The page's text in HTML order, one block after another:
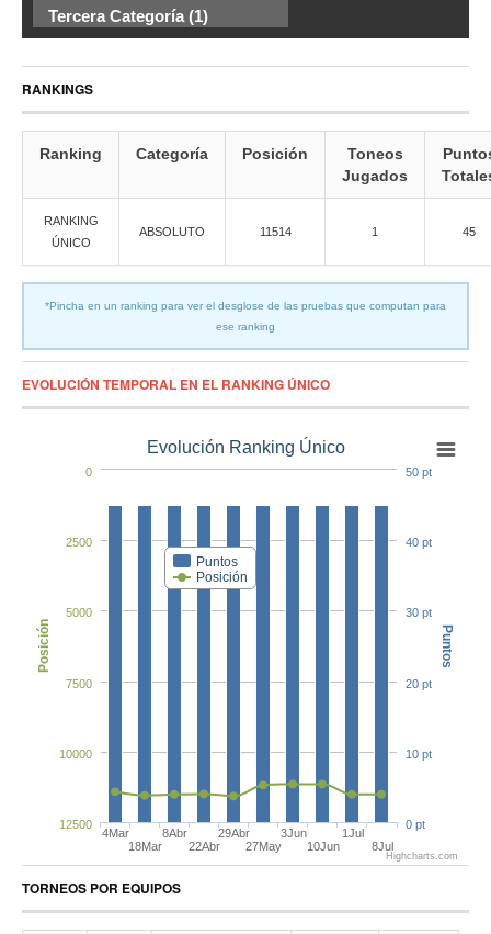
Tercera Categoría (1)
RANKINGS
Ranking Categoría Posición
Toneos
Jugados
RANKING
ÚNICO
ABSOLUTO 11514 1 45
*Pincha en un ranking para ver el desglose de las pruebas que computan para
ese ranking
EVOLUCIÓN TEMPORAL EN EL RANKING ÚNICO
Posición Puntos
Evolución Ranking Único
Puntos
Posición
4Mar
18Mar
8Abr
22Abr
29Abr
27May
3Jun
10Jun
1Jul
8Jul
0
10000
2500
5000
7500
12500 0 pt
10 pt
20 pt
30 pt
40 pt
50 pt
Highcharts.com
TORNEOS POR EQUIPOS